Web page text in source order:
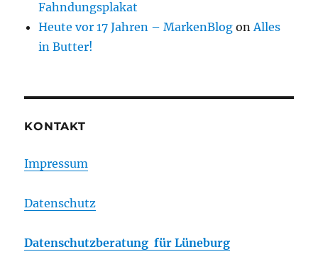
Fahndungsplakat
Heute vor 17 Jahren – MarkenBlog onAlles
in Butter!
KONTAKT
Impressum
Datenschutz
Datenschutzberatung für Lüneburg